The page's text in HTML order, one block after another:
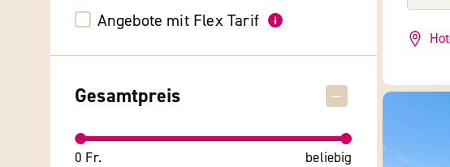
Angebote mit Flex Tarif
Gesamtpreis
0 Fr. beliebig